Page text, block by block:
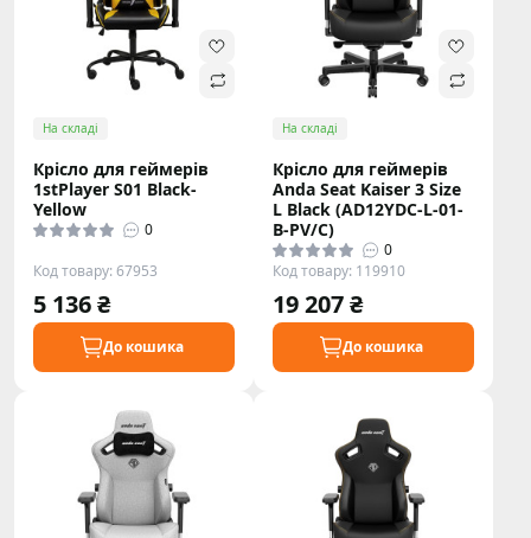
На складі
Крісло для геймерів
1stPlayer S01 Black-
Yellow
0
Код товару: 67953
5 136 ₴
До кошика
На складі
Крісло для геймерів
Anda Seat Kaiser 3 Size
L Black (AD12YDC-L-01-
B-PV/C)
0
Код товару: 119910
19 207 ₴
До кошика